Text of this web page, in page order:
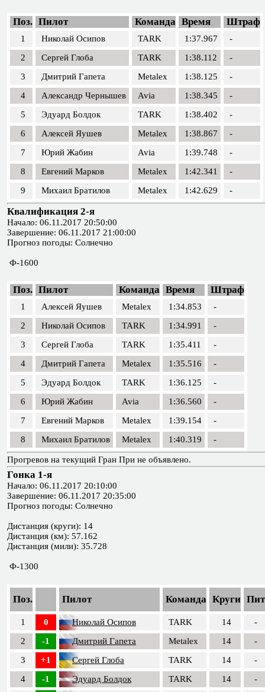
Поз. Пилот Команда Время Штраф
1 Николай Осипов TARK 1:37.967
-
2
Сергей Глоба TARK 1:38.112
-
3
Дмитрий Гапета Metalex 1:38.125
-
4
Александр Чернышев Avia 1:38.345
-
5
Эдуард Болдок TARK 1:38.402
-
6
Алексей Яушев Metalex 1:38.867
-
7
Юрий Жабин Avia 1:39.748
-
8
Евгений Марков Metalex 1:42.341
-
9
Михаил Братилов Metalex 1:42.629 -
Квалификация 2-я
Начало: 06.11.2017 20:50:00
Завершение: 06.11.2017 21:00:00
Прогноз погоды: Солнечно
Ф-1600
Поз. Пилот Команда Время Штраф
1 Алексей Яушев Metalex 1:34.853
-
2
Николай Осипов TARK 1:34.991
-
3
Сергей Глоба TARK 1:35.411
-
4
Дмитрий Гапета Metalex 1:35.516
-
5
Эдуард Болдок TARK 1:36.125
-
6
Юрий Жабин Avia 1:36.560
-
7
Евгений Марков Metalex 1:39.154
-
8
Михаил Братилов Metalex 1:40.319 -
Прогревов на текущий Гран При не объявлено.
Гонка 1-я
Начало: 06.11.2017 20:10:00
Завершение: 06.11.2017 20:35:00
Прогноз погоды: Солнечно
Дистанция (круги): 14
Дистанция (км): 57.162
Дистанция (мили): 35.728
Ф-1300
Поз. Пилот Команда Круги Пит
1 0 Николай Осипов TARK 14
-
2
-1 Дмитрий Гапета Metalex 14
-
3
+1 Сергей Глоба TARK 14
-
4
-1 Эдуард Болдок TARK 14 -